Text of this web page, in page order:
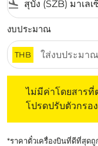
flight_land
งบประมาณ
THB
ไม่มีค่าโดยสาร
โปรดปรับตัวกรอ
*ราคาตั๋วเครื่องบินที่ดีที่สุด